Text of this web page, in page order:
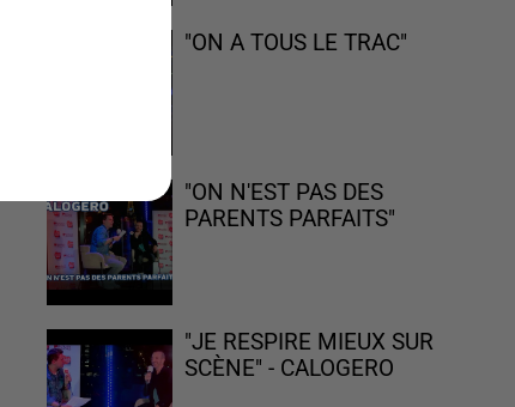
"ON A TOUS LE TRAC"
"ON N'EST PAS DES
PARENTS PARFAITS"
"JE RESPIRE MIEUX SUR
SCÈNE" - CALOGERO